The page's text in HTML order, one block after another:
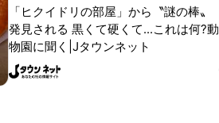
「ヒクイドリの部屋」から〝謎の棒〟
発見される 黒くて硬くて...これは何?動
物園に聞く|Jタウンネット